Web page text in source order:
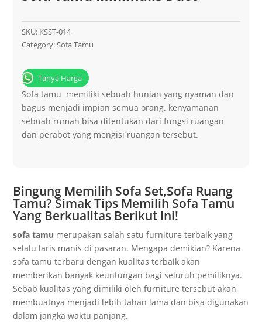
SKU: KSST-014
Category:Sofa Tamu
Tanya Harga
Sofa tamu  memiliki sebuah hunian yang nyaman dan
bagus menjadi impian semua orang. kenyamanan
sebuah rumah bisa ditentukan dari fungsi ruangan
dan perabot yang mengisi ruangan tersebut.
Bingung Memilih Sofa Set,Sofa Ruang
Tamu? Simak Tips Memilih Sofa Tamu
Yang Berkualitas Berikut Ini!
sofa tamu merupakan salah satu furniture terbaik yang
selalu laris manis di pasaran. Mengapa demikian? Karena
sofa tamu terbaru dengan kualitas terbaik akan
memberikan banyak keuntungan bagi seluruh pemiliknya.
Sebab kualitas yang dimiliki oleh furniture tersebut akan
membuatnya menjadi lebih tahan lama dan bisa digunakan
dalam jangka waktu panjang.